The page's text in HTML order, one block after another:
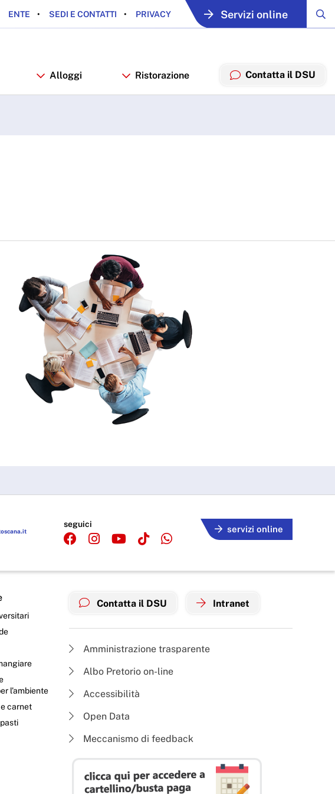
ENTE SEDI E CONTATTI PRIVACY Servizi online
Alloggi Ristorazione Contatta il DSU
seguici
servizi online
l’ambiente
carnet
Contatta il DSU Intranet
Amministrazione trasparente
Albo Pretorio on-line
Accessibilità
Open Data
Meccanismo di feedback